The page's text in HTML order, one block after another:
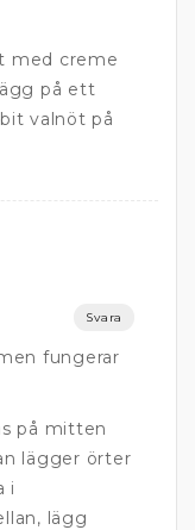
med creme
på ett
valnöt på
Svara
fungerar
på mitten
lägger örter
i
lägg